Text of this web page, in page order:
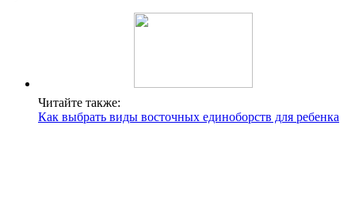
Читайте также:
Как выбрать виды восточных единоборств для ребенка